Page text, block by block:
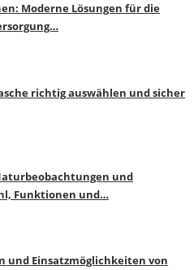
Moderne Lösungen für die
richtig auswählen und sicher
und
Funktionen und…
und Einsatzmöglichkeiten von